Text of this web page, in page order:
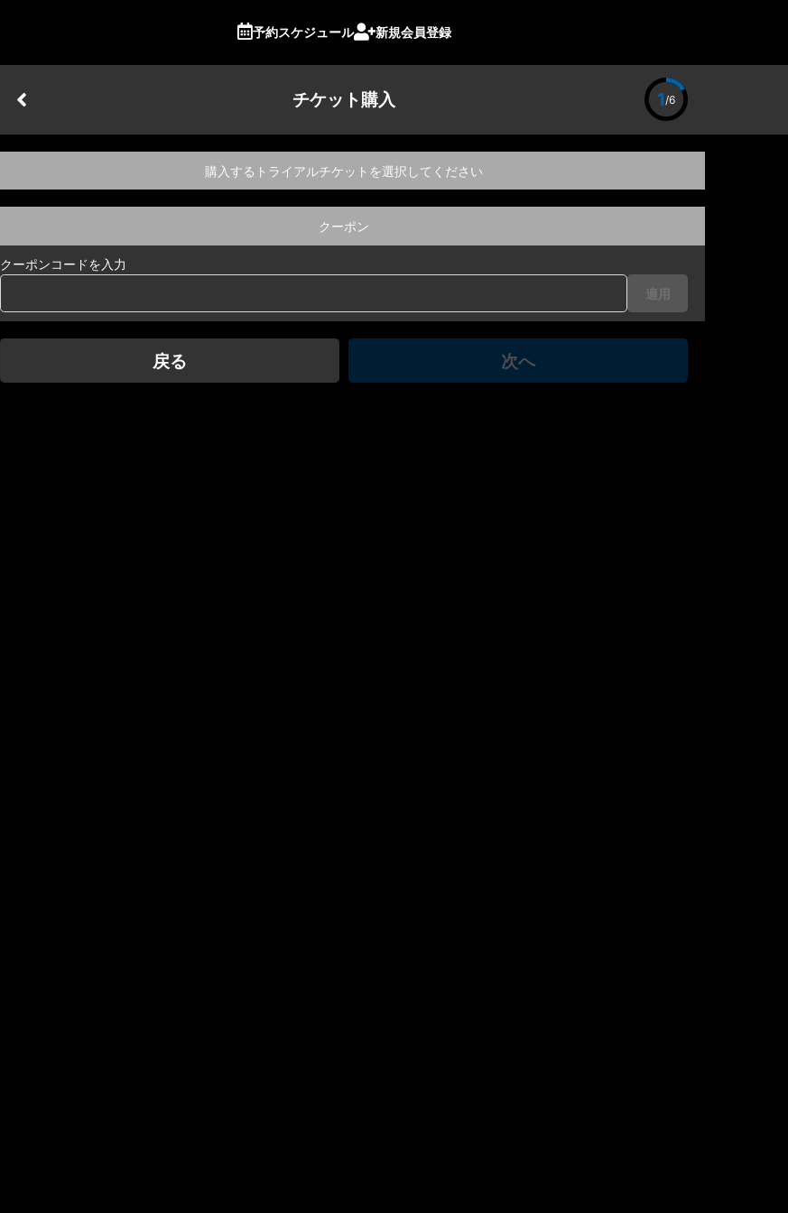
予約スケジュール 新規会員登録
チケット購入 1/6
購入するトライアルチケットを選択してください
クーポン
クーポンコードを入力
適用
次へ
戻る